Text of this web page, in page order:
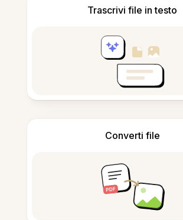
Trascrivi file in testo
Converti file